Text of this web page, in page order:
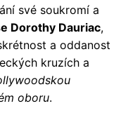
své soukromí a
Dorothy Dauriac,
a oddanost
kruzích a
oboru.